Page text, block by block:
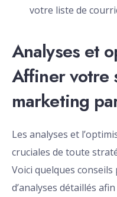
votre liste de
Analyses et
Affiner votre
marketing
Les analyses et
cruciales de toute
Voici quelques
d’analyses détaillés